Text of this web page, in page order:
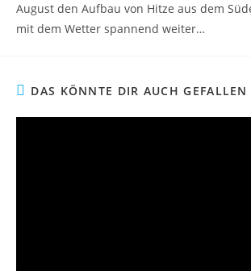
August den Aufbau von Hitze aus dem
mit dem Wetter spannend weiter…
DAS KÖNNTE DIR AUCH GEFALLEN